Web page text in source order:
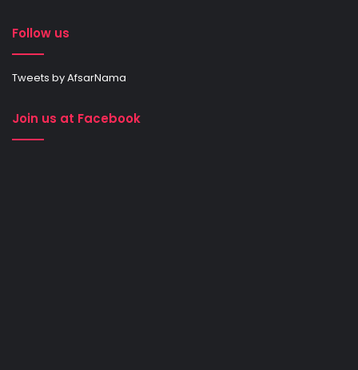
Follow us
Tweets by AfsarNama
Join us at Facebook